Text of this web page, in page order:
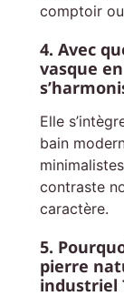
comptoir
4. Avec
vasque
Elle
bain
contraste
caractère.
5.
pierre
industriel